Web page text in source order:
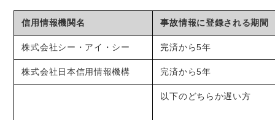
信用情報機関名 事故情報に登録される期間
株式会社シー・アイ・シー 完済から5年
株式会社日本信用情報機構 完済から5年
以下のどちらか遅い方